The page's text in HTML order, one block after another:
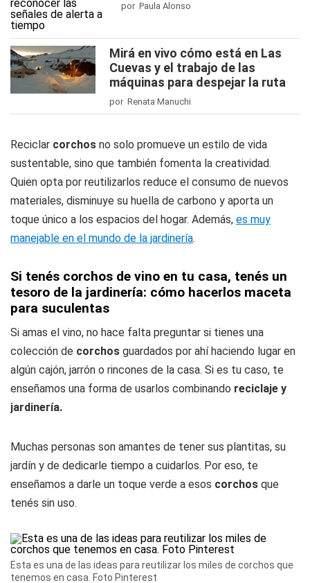
por Paula Alonso
Mirá en vivo cómo está en Las
Cuevas y el trabajo de las
máquinas para despejar la ruta
por Renata Manuchi
Reciclar corchos no solo promueve un estilo de vida
sustentable, sino que también fomenta la creatividad.
Quien opta por reutilizarlos reduce el consumo de nuevos
materiales, disminuye su huella de carbono y aporta un
toque único a los espacios del hogar. Además, es muy
manejable en el mundo de la jardinería.
Si tenés corchos de vino en tu casa, tenés un
tesoro de la jardinería: cómo hacerlos maceta
para suculentas
Si amas el vino, no hace falta preguntar si tienes una
colección de corchos guardados por ahí haciendo lugar en
algún cajón, jarrón o rincones de la casa. Si es tu caso, te
enseñamos una forma de usarlos combinando reciclaje y
jardinería.
Muchas personas son amantes de tener sus plantitas, su
jardín y de dedicarle tiempo a cuidarlos. Por eso, te
enseñamos a darle un toque verde a esos corchos que
tenés sin uso.
Esta es una de las ideas para reutilizar los miles de corchos que
tenemos en casa. Foto Pinterest